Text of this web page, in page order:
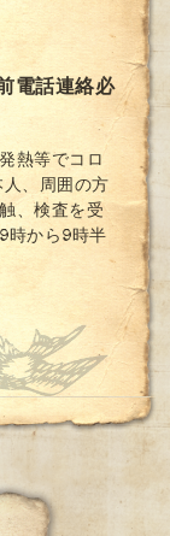
電話連絡必
熱等でコロ
、周囲の方
、検査を受
時から9時半